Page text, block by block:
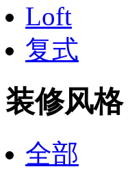
Loft
复式
装修风格
全部